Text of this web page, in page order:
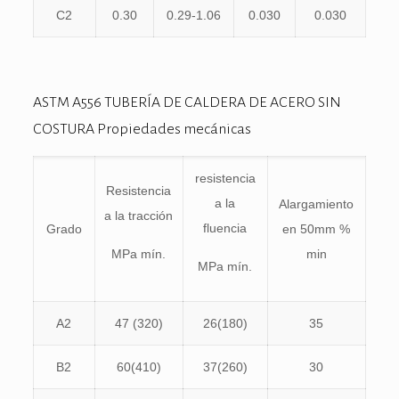
C2 0.30 0.29-1.06 0.030 0.030
ASTM A556 TUBERÍA DE CALDERA DE ACERO SIN
COSTURA Propiedades mecánicas
Grado
Resistencia
a la tracción
MPa mín.
resistencia
a la
fluencia
MPa mín.
Alargamiento
en 50mm %
min
A2 47 (320) 26(180) 35
B2 60(410) 37(260) 30